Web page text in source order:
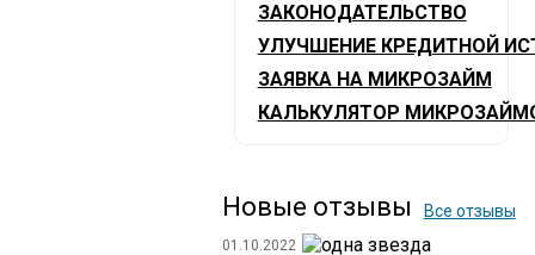
ЗАКОНОДАТЕЛЬСТВО
УЛУЧШЕНИЕ КРЕДИТНОЙ
ЗАЯВКА НА МИКРОЗАЙМ
КАЛЬКУЛЯТОР
Новые отзывы Все отзывы
01.10.2022